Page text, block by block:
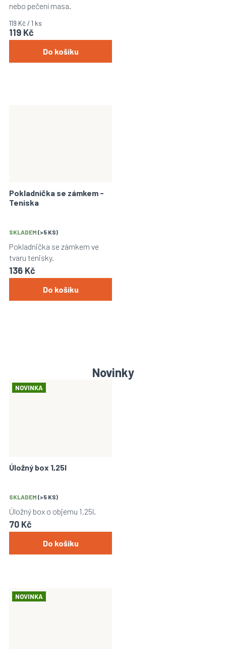
119 Kč
Měrná
cena:
119 Kč / 1 ks
Do košíku
nebo pečení masa.
Pokladnička se zámkem -
Teniska
SKLADEM (>5 KS)
136 Kč
Do košíku
Pokladnička se zámkem ve
tvaru tenisky.
Novinky
NOVINKA
Úložný box 1,25l
SKLADEM (>5 KS)
70 Kč
Do košíku
Úložný box o objemu 1,25l.
NOVINKA